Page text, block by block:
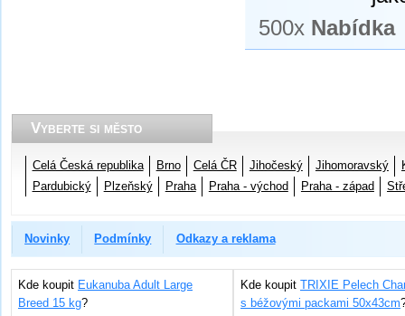
500x Nabídka
Vyberte si město
Celá Česká republika Brno Celá ČR Jihočeský Jihomoravský
Pardubický
Plzeňský Praha Praha - východ Praha - západ
Novinky Podmínky Odkazy a reklama
Kde koupit Eukanuba Adult Large
Breed 15 kg?
Kde koupit TRIXIE Pelech
s béžovými packami 50x43cm